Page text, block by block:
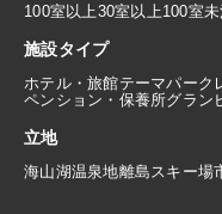
100室以上30室以上100室
施設タイプ
ホテル・旅館テーマパーク
ペンション・保養所グラン
立地
海山湖温泉地離島 スキー場